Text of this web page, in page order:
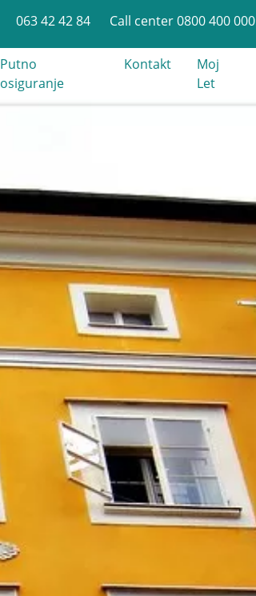
063 42 42 84 Call center 0800 400 000
Putno
osiguranje
Kontakt
Moj
Let